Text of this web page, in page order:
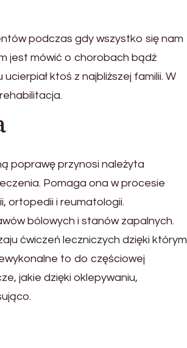
podczas gdy wszystko się nam
jest mówić o chorobach bądź
ktoś z najbliższej familii. W
poprawę przynosi należyta
Pomaga ona w procesie
ortopedii i reumatologii.
bólowych i stanów zapalnych.
ćwiczeń leczniczych dzięki którym
to do częściowej
jakie dzięki oklepywaniu,